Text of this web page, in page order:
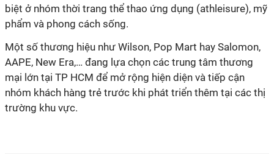
biệt ở nhóm thời trang thể thao ứng dụng (athleisure), mỹ
phẩm và phong cách sống.
Một số thương hiệu như Wilson, Pop Mart hay Salomon,
AAPE, New Era,… đang lựa chọn các trung tâm thương
mại lớn tại TP HCM để mở rộng hiện diện và tiếp cận
nhóm khách hàng trẻ trước khi phát triển thêm tại các thị
trường khu vực.